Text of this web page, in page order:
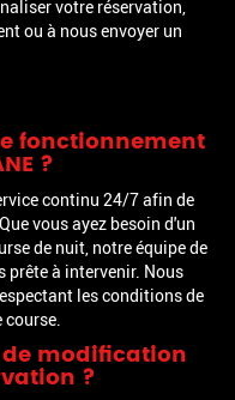
votre réservation,
ou à nous envoyer un
fonctionnement
?
continu 24/7 afin de
vous ayez besoin d'un
de nuit, notre équipe de
à intervenir. Nous
les conditions de
modification
?